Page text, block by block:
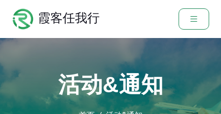
霞客任我行
活动&通知